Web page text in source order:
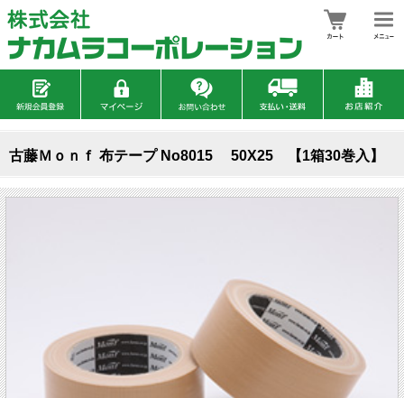
古藤Ｍｏｎｆ 布テープ No8015 50X25 【1箱30巻入】